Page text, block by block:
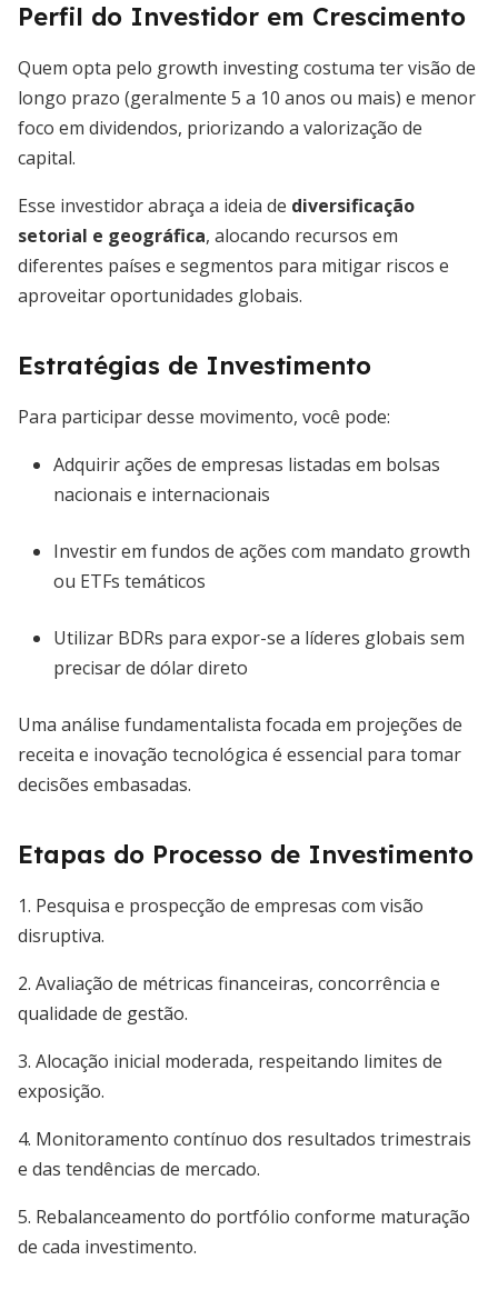
Perfil do Investidor em Crescimento
Quem opta pelo growth investing costuma ter visão de
longo prazo (geralmente 5 a 10 anos ou mais) e menor
foco em dividendos, priorizando a valorização de
capital.
Esse investidor abraça a ideia de diversificação
setorial e geográfica, alocando recursos em
diferentes países e segmentos para mitigar riscos e
aproveitar oportunidades globais.
Estratégias de Investimento
Para participar desse movimento, você pode:
Adquirir ações de empresas listadas em bolsas
nacionais e internacionais
Investir em fundos de ações com mandato growth
ou ETFs temáticos
Utilizar BDRs para expor-se a líderes globais sem
precisar de dólar direto
Uma análise fundamentalista focada em projeções de
receita e inovação tecnológica é essencial para tomar
decisões embasadas.
Etapas do Processo de Investimento
1. Pesquisa e prospecção de empresas com visão
disruptiva.
2. Avaliação de métricas financeiras, concorrência e
qualidade de gestão.
3. Alocação inicial moderada, respeitando limites de
exposição.
4. Monitoramento contínuo dos resultados trimestrais
e das tendências de mercado.
5. Rebalanceamento do portfólio conforme maturação
de cada investimento.